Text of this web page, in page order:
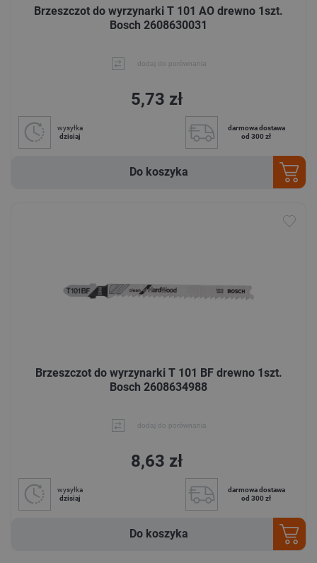
Brzeszczot do wyrzynarki T 101 AO drewno 1szt.
Bosch 2608630031
dodaj do porównania
5,73 zł
wysyłka
dzisiaj
darmowa dostawa
od 300 zł
Do koszyka
Brzeszczot do wyrzynarki T 101 BF drewno 1szt.
Bosch 2608634988
dodaj do porównania
8,63 zł
wysyłka
dzisiaj
darmowa dostawa
od 300 zł
Do koszyka